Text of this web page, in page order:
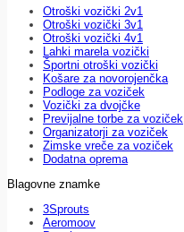
Otroški vozički 2v1
Otroški vozički 3v1
Otroški vozički 4v1
Lahki marela vozički
Športni otroški vozički
Košare za novorojenčka
Podloge za voziček
Vozički za dvojčke
Previjalne torbe za voziček
Organizatorji za voziček
Zimske vreče za voziček
Dodatna oprema
Blagovne znamke
3Sprouts
Aeromoov